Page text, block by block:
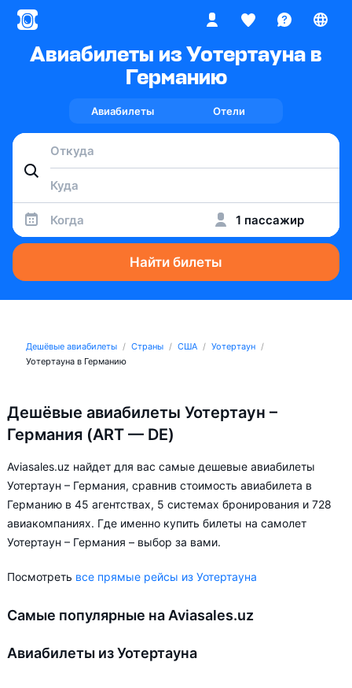
Авиабилеты из Уотертауна в
Германию
Авиабилеты Отели
Когда 1 пассажир
Найти билеты
Дешёвые авиабилеты Страны США
Уотертаун
Уотертауна в Германию
Дешёвые авиабилеты Уотертаун –
Германия (ART — DE)
Aviasales.uz найдет для вас самые дешевые авиабилеты
Уотертаун – Германия, сравнив стоимость авиабилета в
Германию в 45 агентствах, 5 системах бронирования и 728
авиакомпаниях. Где именно купить билеты на самолет
Уотертаун – Германия – выбор за вами.
Посмотреть все прямые рейсы из Уотертауна
Самые популярные на Aviasales.uz
Авиабилеты из Уотертауна